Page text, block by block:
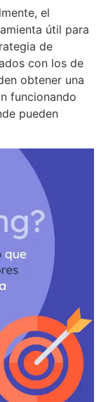
el
útil para
de
con los de
obtener una
funcionando
pueden